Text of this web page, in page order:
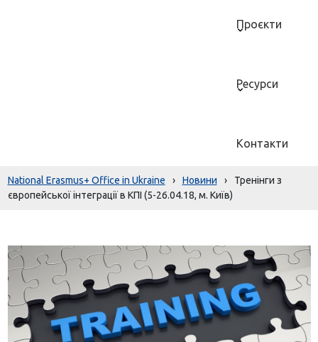
Проєкти
Ресурси
Контакти
National Erasmus+ Office in Ukraine › Новини ›
Тренінги з
європейської інтеграції в КПІ (5-26.04.18, м. Київ)